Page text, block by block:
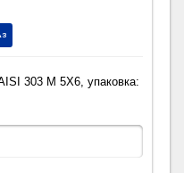
303 M 5X6, упаковка: